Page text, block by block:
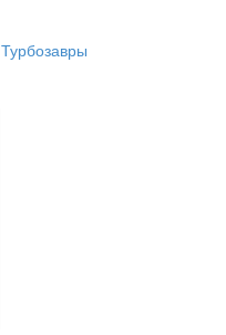
Турбозавры